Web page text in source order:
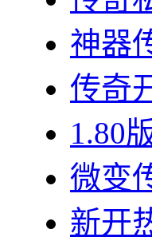
神器
传奇
1.80
微变
新开